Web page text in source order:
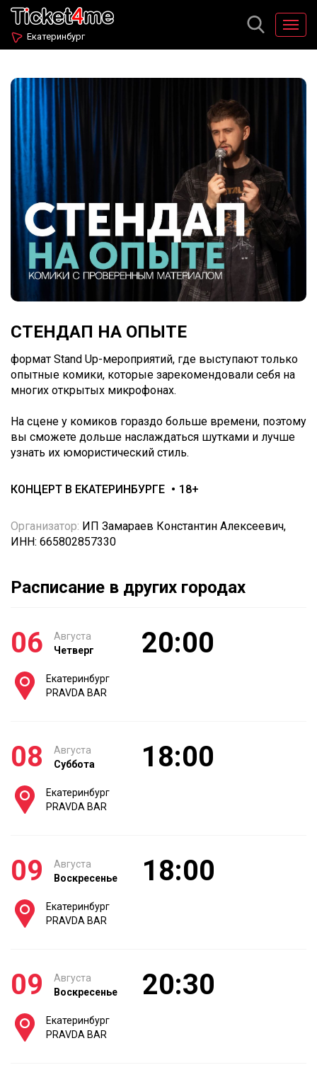
Екатеринбург
СТЕНДАП НА ОПЫТЕ
формат Stand Up-мероприятий, где выступают только
опытные комики, которые зарекомендовали себя на
многих открытых микрофонах.
На сцене у комиков гораздо больше времени, поэтому
вы сможете дольше наслаждаться шутками и лучше
узнать их юмористический стиль.
КОНЦЕРТ В ЕКАТЕРИНБУРГЕ 18+
Организатор: ИП Замараев Константин Алексеевич,
ИНН: 665802857330
Расписание в других городах
06
Августа
Четверг
20:00
Екатеринбург
PRAVDA BAR
08
Августа
Суббота
18:00
Екатеринбург
PRAVDA BAR
09
Августа
Воскресенье
18:00
Екатеринбург
PRAVDA BAR
09
Августа
Воскресенье
20:30
Екатеринбург
PRAVDA BAR